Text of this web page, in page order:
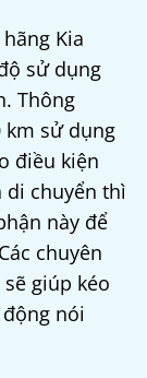
Kia
sử dụng
Thông
km sử dụng
điều kiện
di chuyển thì
này để
chuyên
giúp kéo
nói